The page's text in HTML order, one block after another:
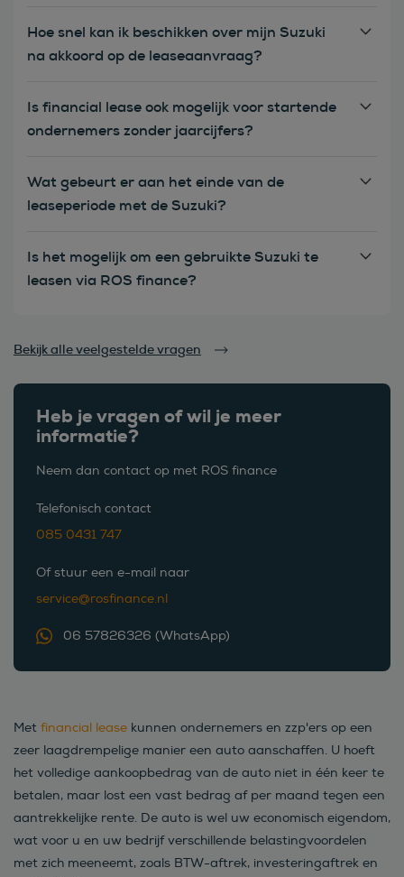
Heb je vragen of wil je meer
informatie?
Neem dan contact op met ROS finance
Telefonisch contact
085 0431 747
Of stuur een e-mail naar
service@rosfinance.nl
06 57826326 (WhatsApp)
Hoe snel kan ik beschikken over mijn Suzuki
na akkoord op de leaseaanvraag?
Is financial lease ook mogelijk voor startende
ondernemers zonder jaarcijfers?
Wat gebeurt er aan het einde van de
leaseperiode met de Suzuki?
Is het mogelijk om een gebruikte Suzuki te
leasen via ROS finance?
Bekijk alle veelgestelde vragen
Met financial lease kunnen ondernemers en zzp'ers op een
zeer laagdrempelige manier een auto aanschaffen. U hoeft
het volledige aankoopbedrag van de auto niet in één keer te
betalen, maar lost een vast bedrag af per maand tegen een
aantrekkelijke rente. De auto is wel uw economisch eigendom,
wat voor u en uw bedrijf verschillende belastingvoordelen
met zich meeneemt, zoals BTW-aftrek, investeringaftrek en